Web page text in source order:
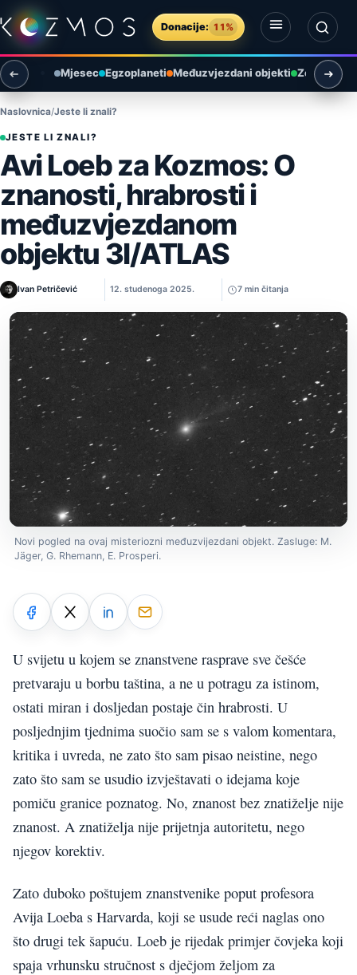
Preskoči na sadržaj
Donacije: 11%
Otvori izbornik
Otvori pretragu
Mjesec Egzoplaneti Međuzvjezdani objekti Zemlja i
Naslovnica Jeste li znali?
JESTE LI ZNALI?
Avi Loeb za Kozmos: O
znanosti, hrabrosti i
međuzvjezdanom
objektu 3I/ATLAS
Ivan Petričević 12. studenoga 2025. 7 min čitanja
Novi pogled na ovaj misteriozni međuzvijezdani objekt. Zasluge: M.
Jäger, G. Rhemann, E. Prosperi.
U svijetu u kojem se znanstvene rasprave sve češće
pretvaraju u borbu taština, a ne u potragu za istinom,
ostati miran i dosljedan postaje čin hrabrosti. U
posljednjim tjednima suočio sam se s valom komentara,
kritika i uvreda, ne zato što sam pisao neistine, nego
zato što sam se usudio izvještavati o idejama koje
pomiču granice poznatog. No, znanost bez znatiželje nije
znanost. A znatiželja nije prijetnja autoritetu, nego
njegov korektiv.
Zato duboko poštujem znanstvenike poput profesora
Avija Loeba s Harvarda, koji se usude reći naglas ono
što drugi tek šapuću. Loeb je rijedak primjer čovjeka koji
spaja vrhunsku stručnost s dječjom željom za